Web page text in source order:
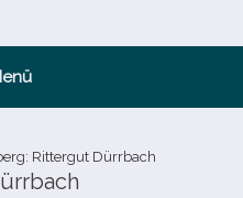
Rittergut Dürrbach